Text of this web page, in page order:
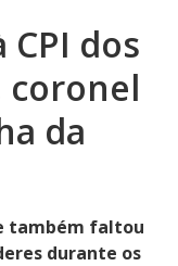
dos
coronel
da
também faltou
durante os